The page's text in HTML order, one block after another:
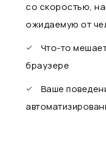
со скоростью,
ожидаемую от
Что-то
браузере
Ваше